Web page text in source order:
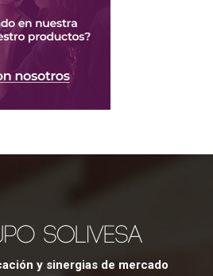
y sinergias de mercado